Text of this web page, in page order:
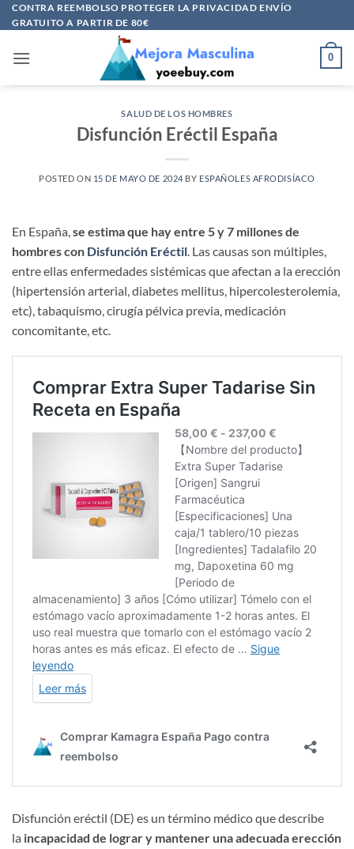
Saltar
al
CONTRA REEMBOLSO PROTEGER LA PRIVACIDAD ENVÍO
GRATUITO A PARTIR DE 80€
0
SALUD DE LOS HOMBRES
Disfunción Eréctil España
POSTED ON 15 DE MAYO DE 2024 BY ESPAÑOLES AFRODISÍACO
En España, se estima que hay entre 5 y 7 millones de
hombres con Disfunción Eréctil . Las causas son múltiples,
entre ellas enfermedades sistémicas que afectan a la erección
(hipertensión arterial, diabetes mellitus, hipercolesterolemia,
etc), tabaquismo, cirugía pélvica previa, medicación
concomitante, etc.
Disfunción eréctil (DE) es un término médico que describe
la incapacidad de lograr y mantener una adecuada erección